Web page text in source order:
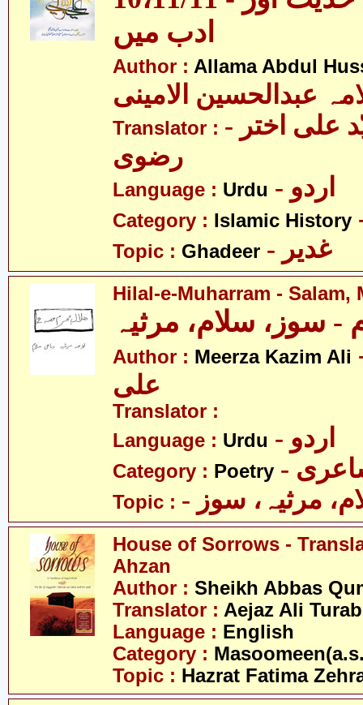
ادب میں
Author : Allama Abdul
عبدالحسین الامینی
Translator : - مولانا سیّد علی اختر
رضوی
Language : Urdu - اردو
Category : Islamic History
Topic : Ghadeer - غدیر
Hilal-e-Muharram - Salam,
- سوز، سلام، مرثیہ
Author : Meerza Kazim Ali
علی
Translator :
Language : Urdu - اردو
Category : Poetry
Topic : مرثیہ، سوز
House of Sorrows -
Ahzan
Author : Sheikh Abbas
Translator : Aejaz Ali
Language : English
Category :
Topic : Hazrat Fatima